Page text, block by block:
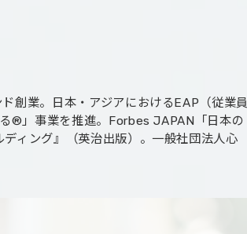
創業。日本・アジアにおけるEAP（従業員
®」事業を推進。Forbes JAPAN「日本の
ィング』（英治出版）。一般社団法人心